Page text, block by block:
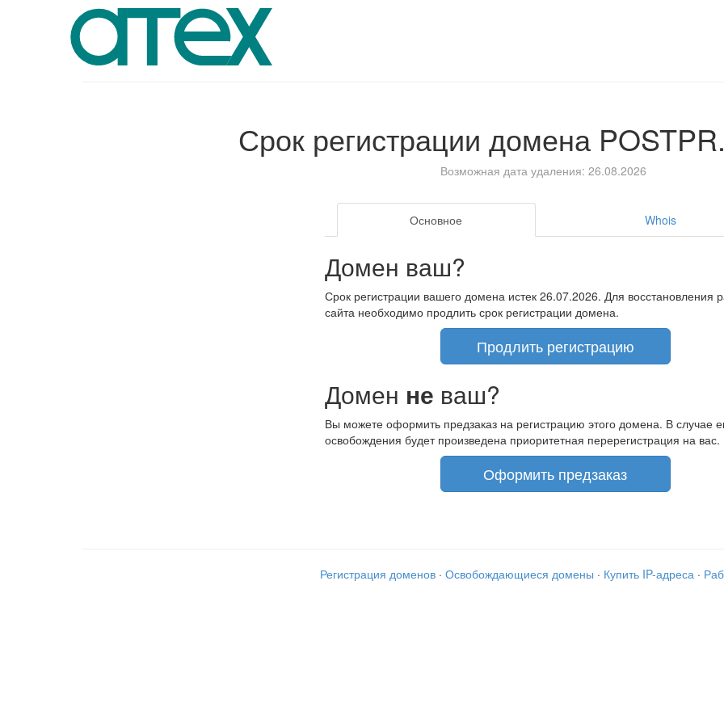
Срок регистрации домена
Возможная дата удаления: 26.08.2026
Основное Whois
Домен ваш?
Срок регистрации вашего домена истек 26.07.2026. Для восстановления
сайта необходимо продлить срок регистрации домена.
Продлить регистрацию
Домен не ваш?
Вы можете оформить предзаказ на регистрацию этого домена. В случае
освобождения будет произведена приоритетная перерегистрация на вас.
Оформить предзаказ
Регистрация доменов · Освобождающиеся домены · Купить IP-адреса ·